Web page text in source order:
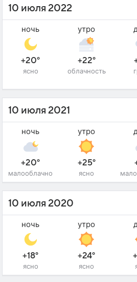
10 июля 2022
ночь
+20°
ясно
утро
+22°
облачность
10 июля 2021
ночь
+20°
малооблачно
утро
+25°
ясно
10 июля 2020
ночь
+18°
ясно
утро
+24°
ясно